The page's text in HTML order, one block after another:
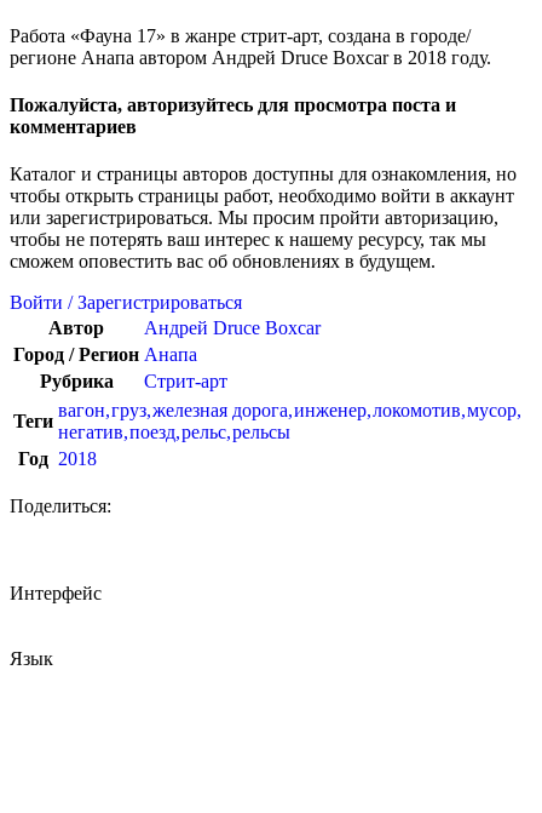
Работа «Фауна 17» в жанре стрит-арт, создана в городе/
регионе Анапа автором Андрей Druce Boxcar в 2018 году.
Пожалуйста, авторизуйтесь для просмотра поста и
комментариев
Каталог и страницы авторов доступны для ознакомления, но
чтобы открыть страницы работ, необходимо войти в аккаунт
или зарегистрироваться. Мы просим пройти авторизацию,
чтобы не потерять ваш интерес к нашему ресурсу, так мы
сможем оповестить вас об обновлениях в будущем.
Войти / Зарегистрироваться
Автор
Андрей Druce Boxcar
Город / Регион Анапа
Рубрика
Стрит-арт
Теги
вагон,груз,железная дорога,инженер,локомотив,мусор,
негатив,поезд,рельс,рельсы
Год 2018
Поделиться:
Интерфейс
Язык